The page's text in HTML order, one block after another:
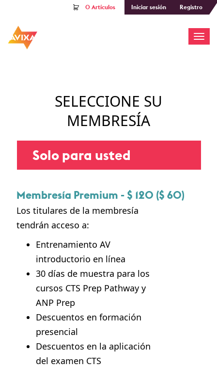
0 Artículos Iniciar sesión Registro
SELECCIONE SU
MEMBRESÍA
Solo para usted
Membresía Premium - $ 120 ($ 60)
Los titulares de la membresía
tendrán acceso a:
Entrenamiento AV
introductorio en línea
30 días de muestra para los
cursos CTS Prep Pathway y
ANP Prep
Descuentos en formación
presencial
Descuentos en la aplicación
del examen CTS